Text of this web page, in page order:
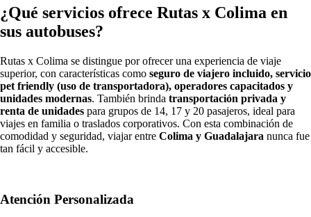
¿Qué servicios ofrece Rutas x Colima en
sus autobuses?
Rutas x Colima se distingue por ofrecer una experiencia de viaje
superior, con características como seguro de viajero incluido, servicio
pet friendly (uso de transportadora), operadores capacitados y
unidades modernas. También brinda transportación privada y
renta de unidades para grupos de 14, 17 y 20 pasajeros, ideal para
viajes en familia o traslados corporativos. Con esta combinación de
comodidad y seguridad, viajar entre Colima y Guadalajara nunca fue
tan fácil y accesible.
Atención Personalizada